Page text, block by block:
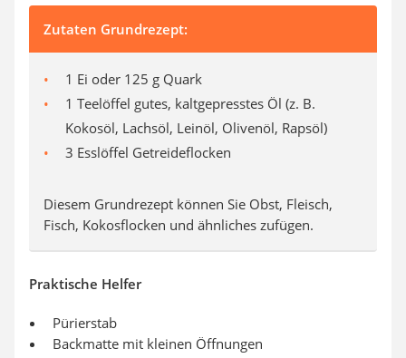
Zutaten Grundrezept:
1 Ei oder 125 g Quark
1 Teelöffel gutes, kaltgepresstes Öl (z. B.
Kokosöl, Lachsöl, Leinöl, Olivenöl, Rapsöl)
3 Esslöffel Getreideflocken
Diesem Grundrezept können Sie Obst, Fleisch,
Fisch, Kokosflocken und ähnliches zufügen.
Praktische Helfer
Pürierstab
Backmatte mit kleinen Öffnungen